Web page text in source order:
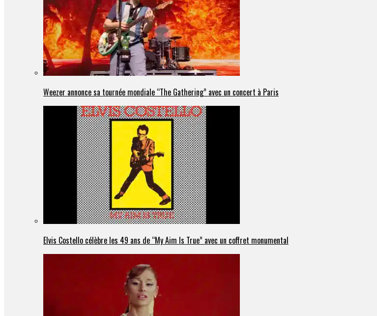
Weezer annonce sa tournée mondiale “The Gathering” avec un concert à Paris
Elvis Costello célèbre les 49 ans de “My Aim Is True” avec un coffret monumental